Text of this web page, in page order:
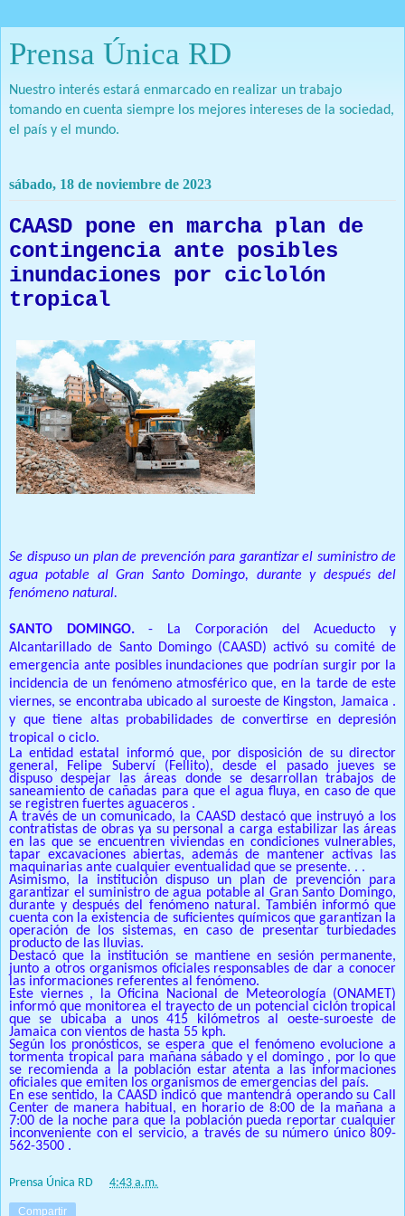
Prensa Única RD
Nuestro interés estará enmarcado en realizar un trabajo
tomando en cuenta siempre los mejores intereses de la sociedad,
el país y el mundo.
sábado, 18 de noviembre de 2023
CAASD pone en marcha plan de
contingencia ante posibles
inundaciones por ciclolón
tropical
Se dispuso un plan de prevención para garantizar el suministro de
agua potable al Gran Santo Domingo, durante y después del
fenómeno natural.
SANTO DOMINGO.- La Corporación del Acueducto y
Alcantarillado de Santo Domingo (CAASD) activó su comité de
emergencia ante posibles inundaciones que podrían surgir por la
incidencia de un fenómeno atmosférico que, en la tarde de este
viernes, se encontraba ubicado al suroeste de Kingston, Jamaica .
y que tiene altas probabilidades de convertirse en depresión
tropical o ciclo.
La entidad estatal informó que, por disposición de su director
general, Felipe Suberví (Fellito), desde el pasado jueves se
dispuso despejar las áreas donde se desarrollan trabajos de
saneamiento de cañadas para que el agua fluya, en caso de que
se registren fuertes aguaceros .
A través de un comunicado, la CAASD destacó que instruyó a los
contratistas de obras ya su personal a carga estabilizar las áreas
en las que se encuentren viviendas en condiciones vulnerables,
tapar excavaciones abiertas, además de mantener activas las
maquinarias ante cualquier eventualidad que se presente. . .
Asimismo, la institución dispuso un plan de prevención para
garantizar el suministro de agua potable al Gran Santo Domingo,
durante y después del fenómeno natural. También informó que
cuenta con la existencia de suficientes químicos que garantizan la
operación de los sistemas, en caso de presentar turbiedades
producto de las lluvias.
Destacó que la institución se mantiene en sesión permanente,
junto a otros organismos oficiales responsables de dar a conocer
las informaciones referentes al fenómeno.
Este viernes, la Oficina Nacional de Meteorología (ONAMET)
informó que monitorea el trayecto de un potencial ciclón tropical
que se ubicaba a unos 415 kilómetros al oeste-suroeste de
Jamaica con vientos de hasta 55 kph.
Según los pronósticos, se espera que el fenómeno evolucione a
tormenta tropical para mañanasábado y el domingo, por lo que
se recomienda a la población estar atenta a las informaciones
oficiales que emiten los organismos de emergencias del país.
En ese sentido, la CAASD indicó que mantendrá operando su Call
Center de manera habitual, en horariode 8:00 de la mañana a
7:00 de la noche para que la población pueda reportar cualquier
inconveniente con el servicio, a través de su número único 809-
562-3500 .
Prensa Única RD 4:43 a.m.
Compartir